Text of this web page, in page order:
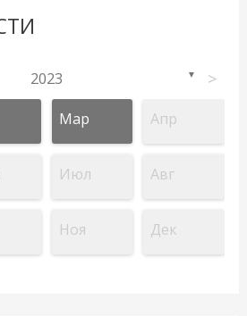
2023 ▼ >
Мар Апр
Июл Авг
Ноя Дек